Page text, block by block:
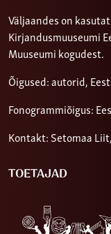
Väljaandes on
Kirjandusmuuseumi
Muuseumi kogudest.
Õigused: autorid,
Fonogrammiõigus:
Kontakt: Setomaa Liit,
TOETAJAD